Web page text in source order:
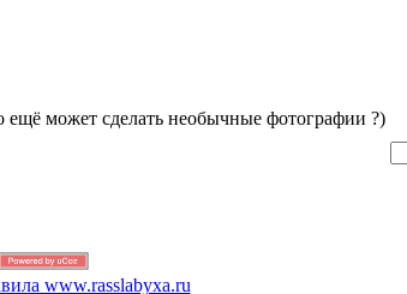
ещё может сделать необычные фотографии ?)
www.rasslabyxa.ru